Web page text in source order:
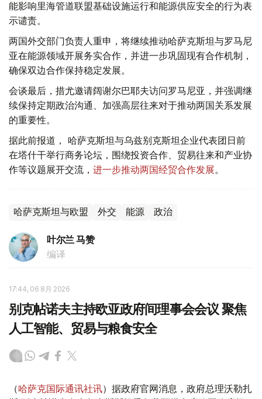
能影响里海管道联盟基础设施运行和能源供应安全的行为表
示谴责。
两国外交部门负责人重申，将继续推动哈萨克斯坦与罗马尼
亚在能源领域开展务实合作，并进一步巩固现有合作机制，
确保双边合作保持稳定发展。
会谈最后，措尤邀请阔谢尔巴耶夫访问罗马尼亚，并强调继
续保持定期政治沟通、加强高层往来对于推动两国关系发展
的重要性。
据此前报道， 哈萨克斯坦与乌兹别克斯坦企业代表团日前
在塔什干举行商务论坛，围绕投资合作、贸易往来和产业协
作等议题展开交流， 进一步推动两国经贸合作发展。
哈萨克斯坦与欧盟 外交 能源 政治
叶尔兰 马赞
编译
17:44, 06 8月 2026
别克帖诺夫主持欧亚政府间理事会会议 聚焦
人工智能、贸易与粮食安全
（哈萨克国际通讯社讯）据政府官网消息，政府总理沃勒扎